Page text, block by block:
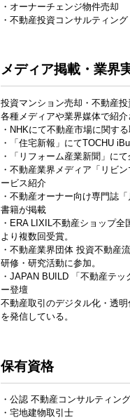
・オーナーチェンジ物件売却
・不動産投資コンサルティング
メディア掲載・業界
投資マンション売却・不動産投
各種メディアや業界媒体で紹介
・NHKにて不動産市場に関す
・「住宅新報」にてTOCHU
・「リフォーム産業新聞」に
・不動産業界メディア「リビ
ービス紹介
・不動産オーナー向け専門誌
書籍が掲載
・ERA LIXIL不動産ショップ全
より複数回受賞。
・不動産業界団体 投資不動産
研修・研究活動に参加。
・JAPAN BUILD 「不動産テ
ー登壇
不動産取引のデジタル化・透
を発信している。
保有資格
・公認 不動産コンサルティン
・宅地建物取引士